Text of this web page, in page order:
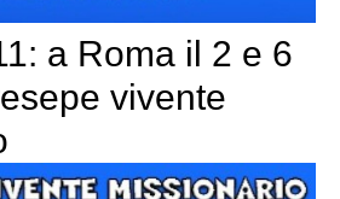
a Roma il 2 e 6
vivente